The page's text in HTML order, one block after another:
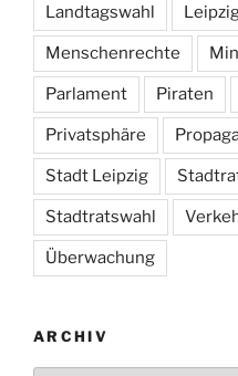
Landtagswahl
Menschenrechte
Parlament Piraten
Privatsphäre
Stadt Leipzig
Stadtratswahl
Überwachung
ARCHIV